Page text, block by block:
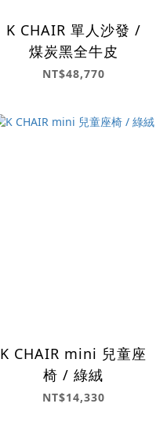
K CHAIR 單人沙發 /
煤炭黑全牛皮
NT$48,770
K CHAIR mini 兒童座
椅 / 綠絨
NT$14,330